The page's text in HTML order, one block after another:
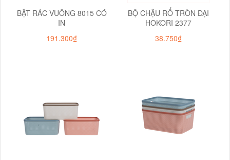
BẬT RÁC VUÔNG 8015 CÓ
IN
191.300₫
BỘ CHẬU RỔ TRÒN ĐẠI
HOKORI 2377
38.750₫